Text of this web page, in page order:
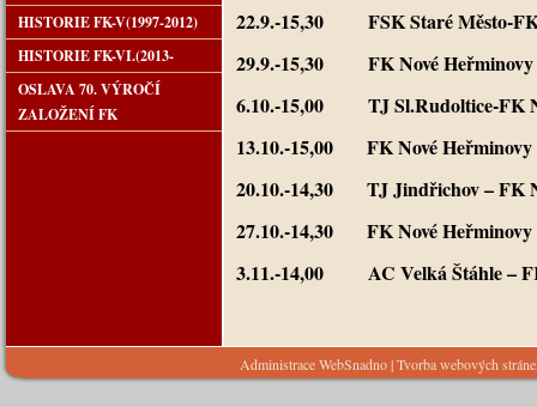
HISTORIE FK-V(1997-2012)
HISTORIE FK-VI.(2013-
OSLAVA 70. VÝROČÍ
ZALOŽENÍ FK
22.9.-15,30 FSK Staré Město-FK
29.9.-15,30 FK Nové Heřminovy
6.10.-15,00 TJ Sl.Rudoltice-FK
13.10.-15,00 FK Nové Heřminovy
20.10.-14,30 TJ Jindřichov – FK
27.10.-14,30 FK Nové Heřminovy
3.11.-14,00 AC Velká Štáhle–
Administrace WebSnadno|Tvorba webových